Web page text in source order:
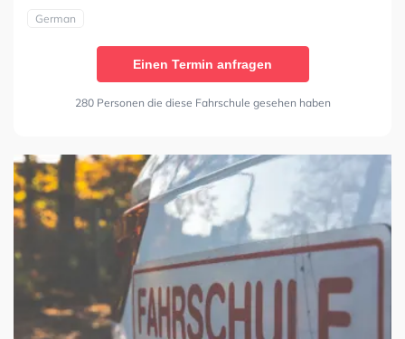
German
Einen Termin anfragen
280 Personen die diese Fahrschule gesehen haben